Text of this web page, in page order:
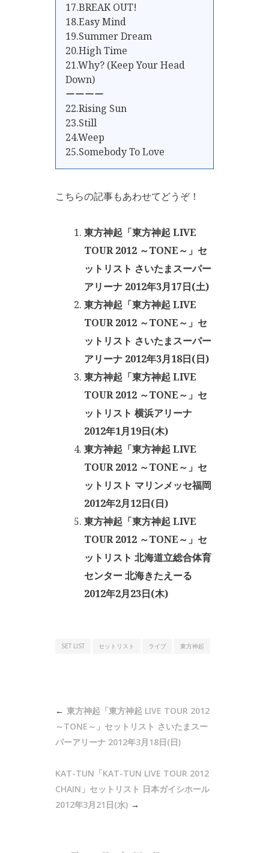
17.BREAK OUT!
18.Easy Mind
19.Summer Dream
20.High Time
21.Why? (Keep Your Head
Down)
ーーーー
22.Rising Sun
23.Still
24.Weep
25.Somebody To Love
こちらの記事もあわせてどうぞ！
東方神起「東方神起 LIVE
TOUR 2012 ～TONE～」セ
ットリスト さいたまスーパー
アリーナ 2012年3月17日(土)
東方神起「東方神起 LIVE
TOUR 2012 ～TONE～」セ
ットリスト さいたまスーパー
アリーナ 2012年3月18日(日)
東方神起「東方神起 LIVE
TOUR 2012 ～TONE～」セ
ットリスト 横浜アリーナ
2012年1月19日(木)
東方神起「東方神起 LIVE
TOUR 2012 ～TONE～」セ
ットリスト マリンメッセ福岡
2012年2月12日(日)
東方神起「東方神起 LIVE
TOUR 2012 ～TONE～」セ
ットリスト 北海道立総合体育
センター 北海きたえーる
2012年2月23日(木)
SET LIST セットリスト ライブ 東方神起
東方神起「東方神起 LIVE TOUR 2012
～TONE～」セットリスト さいたまスー
パーアリーナ 2012年3月18日(日)
KAT-TUN「KAT-TUN LIVE TOUR 2012
CHAIN」セットリスト 日本ガイシホール
2012年3月21日(水)